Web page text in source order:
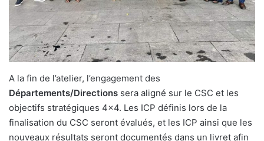
A la fin de l’atelier, l’engagement des
Départements/Directions sera aligné sur le CSC et les
objectifs stratégiques 4×4. Les ICP définis lors de la
finalisation du CSC seront évalués, et les ICP ainsi que les
nouveaux résultats seront documentés dans un livret afin